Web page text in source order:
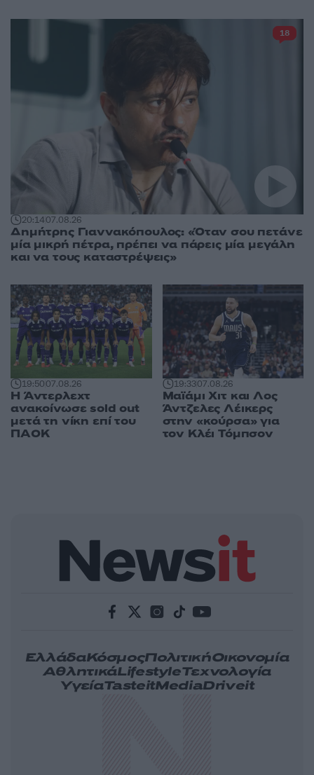
20:1407.08.26
Δημήτρης Γιαννακόπουλος: «Όταν σου πετάνε
μία μικρή πέτρα, πρέπει να πάρεις μία μεγάλη
και να τους καταστρέψεις»
18
19:5007.08.26
Η Άντερλεχτ
ανακοίνωσε sold out
μετά τη νίκη επί του
ΠΑΟΚ
19:3307.08.26
Μαϊάμι Χιτ και Λος
Άντζελες Λέικερς
στην «κούρσα» για
τον Κλέι Τόμπσον
ΕλλάδαΚόσμοςΠολιτικήΟικονομία
ΑθλητικάLifestyleΤεχνολογία
ΥγείαTasteitMediaDriveit